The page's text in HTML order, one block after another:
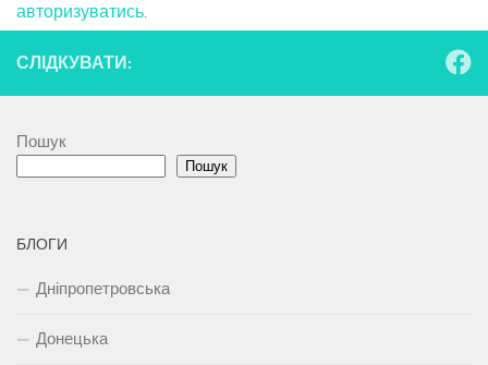
авторизуватись.
СЛІДКУВАТИ:
Пошук
Пошук
БЛОГИ
Дніпропетровська
Донецька